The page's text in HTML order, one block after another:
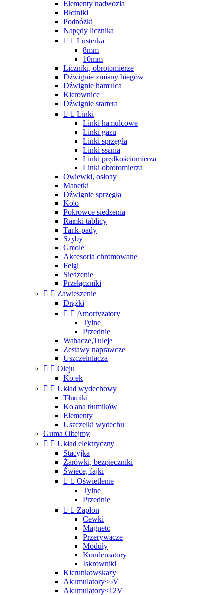
Elementy nadwozia
Błotniki
Podnóżki
Napędy licznika
  Lusterka
8mm
10mm
Liczniki, obrotomierze
Dźwignie zmiany biegów
Dźwignie hamulca
Kierownice
Dźwignie startera
  Linki
Linki hamulcowe
Linki gazu
Linki sprzęgła
Linki ssania
Linki prędkościomierza
Linki obrotomierza
Owiewki, osłony
Manetki
Dźwignie sprzęgła
Koło
Pokrowce siedzenia
Ramki tablicy
Tank-pady
Szyby
Gmole
Akcesoria chromowane
Felgi
Siedzenie
Przełączniki
  Zawieszenie
Drążki
  Amortyzatory
Tylne
Przednie
Wahacze,Tuleje
Zestawy naprawcze
Uszczelniacza
  Oleju
Korek
  Układ wydechowy
Tłumiki
Kolana tłumików
Elementy
Uszczelki wydechu
Guma Obejmy
  Układ elektryczny
Stacyjka
Żarówki, bezpieczniki
Świece, fajki
  Oświetlenie
Tylne
Przednie
  Zapłon
Cewki
Magneto
Przerywacze
Moduły
Kondensatory
Iskrowniki
Kierunkowskazy
Akumulatory<6V
Akumulatory<12V